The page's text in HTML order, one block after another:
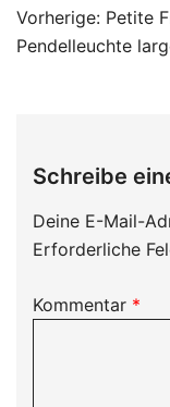
Vorherige: Petite
Pendelleuchte
Schreibe
Deine E-Mail-
Erforderliche
Kommentar *